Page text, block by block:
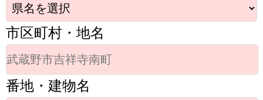
市区町村・地名
番地・建物名